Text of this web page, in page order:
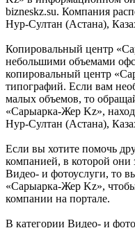
bizneskz.su. Компания
Нур-Султан (Астана),
Копировальный центр
небольшими объемами
копировальный центр
типографий. Если вам
малых объемов, то
«Сарыарка-Жер Kz»,
Нур-Султан (Астана),
Если вы хотите помочь
компанией, в которой они
Видео- и фотоуслуги, то
«Сарыарка-Жер Kz»,
компании на портале.
В категории Видео- и